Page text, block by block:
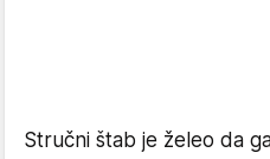
Stručni štab je želeo da